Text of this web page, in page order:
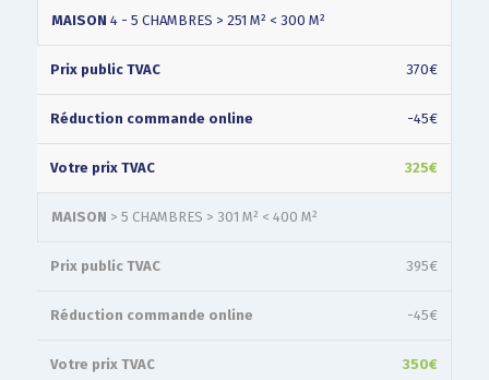
MAISON 4 - 5 CHAMBRES > 251 M² < 300 M²
370€
-45€
325€
MAISON > 5 CHAMBRES > 301 M² < 400 M²
395€
-45€
350€